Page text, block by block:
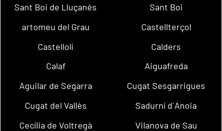
Sant Boi de Lluçanès
Sant Boi
artomeu del Grau
Castellterçol
Castellolí
Calders
Calaf
Aiguafreda
Aguilar de Segarra
Cugat Sesgarrigues
Cugat del Vallès
Sadurní d´Anoia
Cecília de Voltregà
Vilanova de Sau